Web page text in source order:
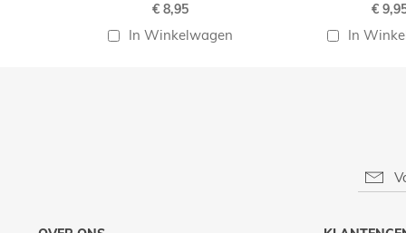
€ 8,95
In Winkelwagen
€
In